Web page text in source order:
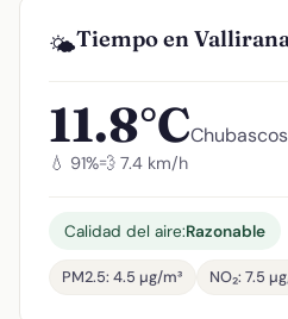
🌤️Tiempo en
11.8°C
💧 91%💨 7.4 km/h
Calidad del aire:Razonable
PM2.5: 4.5 µg/m³ NO₂: 7.5